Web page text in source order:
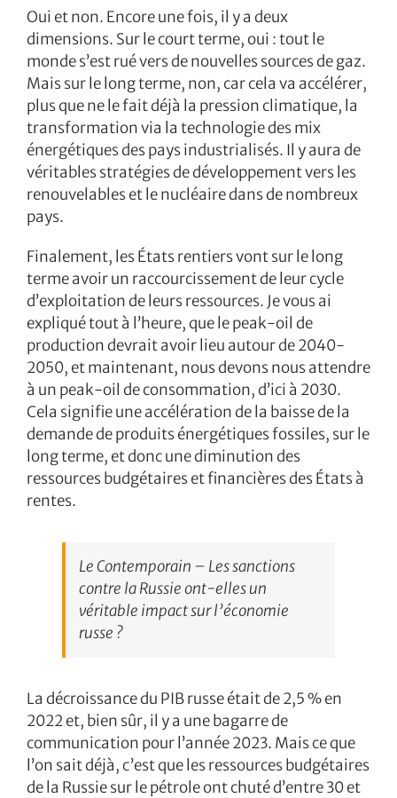
Oui et non. Encore une fois, il y a deux
dimensions. Sur le court terme, oui : tout le
monde s’est rué vers de nouvelles sources de gaz.
Mais sur le long terme, non, car cela va accélérer,
plus que ne le fait déjà la pression climatique, la
transformation via la technologie des mix
énergétiques des pays industrialisés. Il y aura de
véritables stratégies de développement vers les
renouvelables et le nucléaire dans de nombreux
pays.
Finalement, les États rentiers vont sur le long
terme avoir un raccourcissement de leur cycle
d’exploitation de leurs ressources. Je vous ai
expliqué tout à l’heure, que le peak-oil de
production devrait avoir lieu autour de 2040-
2050, et maintenant, nous devons nous attendre
à un peak-oil de consommation, d’ici à 2030.
Cela signifie une accélération de la baisse de la
demande de produits énergétiques fossiles, sur le
long terme, et donc une diminution des
ressources budgétaires et financières des États à
rentes.
Le Contemporain – Les sanctions
contre la Russie ont-elles un
véritable impact sur l’économie
russe ?
La décroissance du PIB russe était de 2,5 % en
2022 et, bien sûr, il y a une bagarre de
communication pour l’année 2023. Mais ce que
l’on sait déjà, c’est que les ressources budgétaires
de la Russie sur le pétrole ont chuté d’entre 30 et